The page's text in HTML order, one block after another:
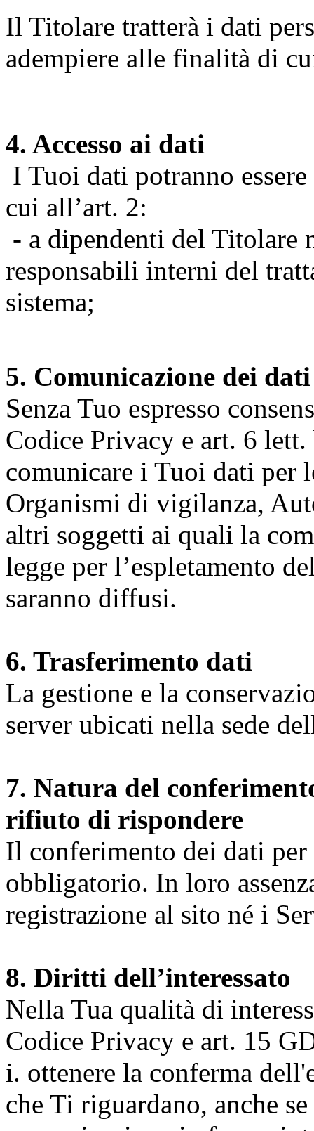
Il Titolare tratterà i dati
adempiere alle finalità di
4. Accesso ai dati
I Tuoi dati potranno
cui all’art. 2:
- a dipendenti del Titolare
responsabili interni del
sistema;
5. Comunicazione dei dati
Senza Tuo espresso
Codice Privacy e art. 6
comunicare i Tuoi dati per
Organismi di vigilanza,
altri soggetti ai quali la
legge per l’espletamento
saranno diffusi.
6. Trasferimento dati
La gestione e la
server ubicati nella sede
7. Natura del
rifiuto di rispondere
Il conferimento dei dati
obbligatorio. In loro
registrazione al sito né i
8. Diritti dell’interessato
Nella Tua qualità di
Codice Privacy e art. 15
i. ottenere la conferma
che Ti riguardano, anche